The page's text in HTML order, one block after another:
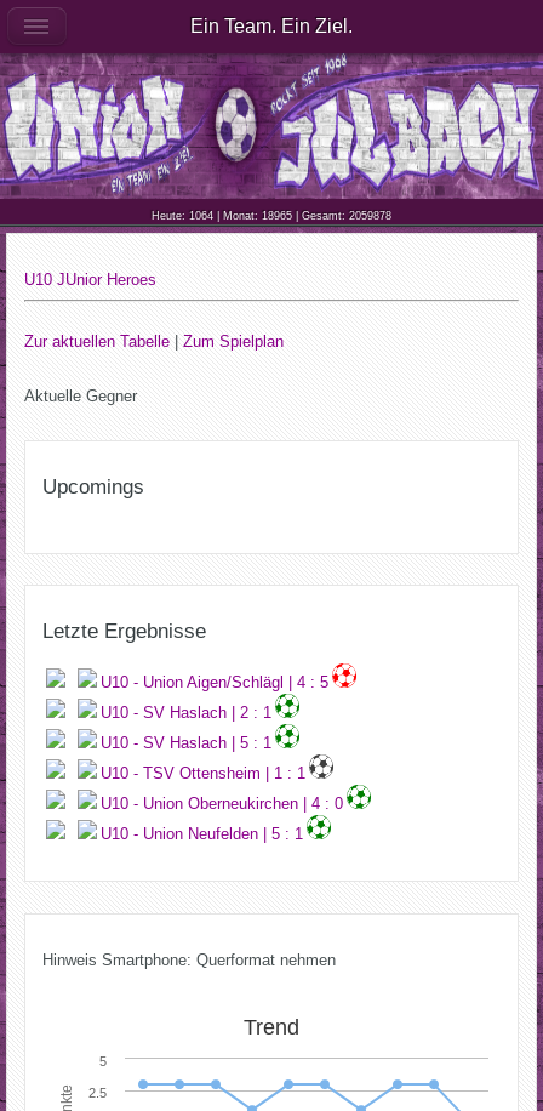
Heute: 1064 | Monat: 18965 | Gesamt: 2059878
U10 JUnior Heroes
Zur aktuellen Tabelle Zum Spielplan
Aktuelle Gegner
Upcomings
Letzte Ergebnisse
U10 - Union Aigen/Schlägl | 4 : 5
U10 - SV Haslach | 2 : 1
U10 - SV Haslach | 5 : 1
U10 - TSV Ottensheim | 1 : 1
U10 - Union Oberneukirchen | 4 : 0
U10 - Union Neufelden | 5 : 1
Hinweis Smartphone: Querformat nehmen
Trend
2.5
5
Ein Team. Ein Ziel.